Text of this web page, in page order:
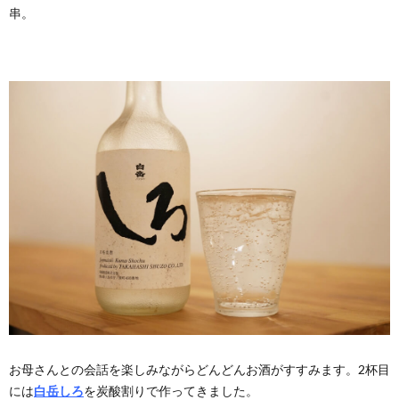
串。
お母さんとの会話を楽しみながらどんどんお酒がすすみます。2杯目
には白岳しろを炭酸割りで作ってきました。